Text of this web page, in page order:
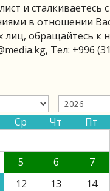
и сталкиваетесь с
в отношении
лиц, обращайтесь к
, Тел: +996
Ср Чт Пт
5 6 7
12 13 14